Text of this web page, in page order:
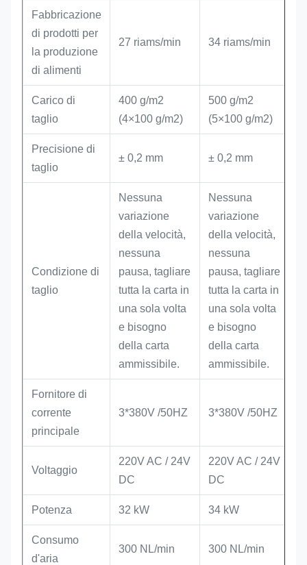
Fabbricazione
di prodotti per
la produzione
di alimenti
27 riams/min 34 riams/min
Carico di
taglio
400 g/m2
(4×100 g/m2)
500 g/m2
(5×100 g/m2)
Precisione di
taglio
± 0,2 mm ± 0,2 mm
Condizione di
taglio
Nessuna
variazione
della velocità,
nessuna
pausa, tagliare
tutta la carta in
una sola volta
e bisogno
della carta
ammissibile.
Nessuna
variazione
della velocità,
nessuna
pausa, tagliare
tutta la carta in
una sola volta
e bisogno
della carta
ammissibile.
Fornitore di
corrente
principale
3*380V /50HZ 3*380V /50HZ
Voltaggio
220V AC / 24V
DC
220V AC / 24V
DC
Potenza 32 kW 34 kW
Consumo
d'aria
300 NL/min 300 NL/min